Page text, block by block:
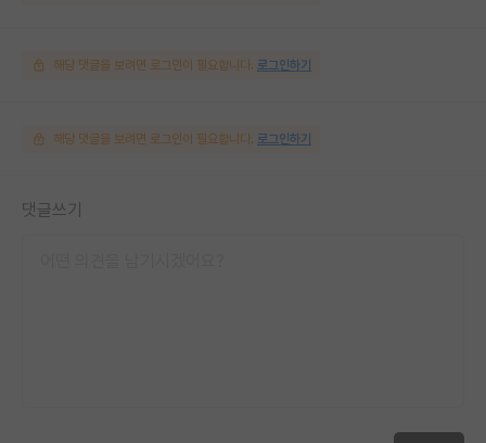
해당 댓글을 보려면 로그인이 필요합니다. 로그인하기
해당 댓글을 보려면 로그인이 필요합니다. 로그인하기
댓글쓰기